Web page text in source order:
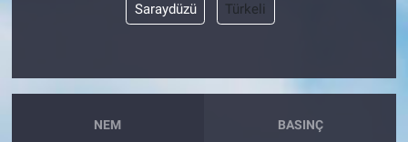
Saraydüzü Türkeli
NEM BASINÇ